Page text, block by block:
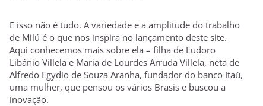
E isso não é tudo. A variedade e a amplitude do trabalho
de Milú é o que nos inspira no lançamento deste site.
Aqui conhecemos mais sobre ela – filha de Eudoro
Libânio Villela e Maria de Lourdes Arruda Villela, neta de
Alfredo Egydio de Souza Aranha, fundador do banco Itaú,
uma mulher, que pensou os vários Brasis e buscou a
inovação.